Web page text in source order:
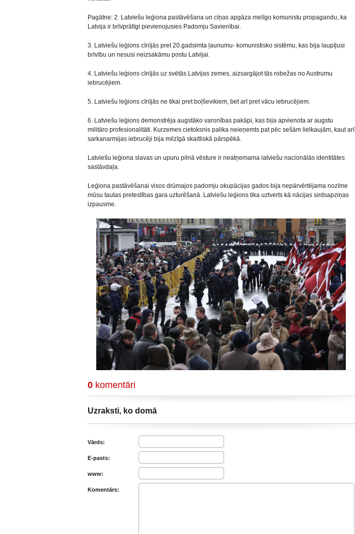
Pagātne: 2. Latviešu leģiona pastāvēšana un cīņas apgāza melīgo komunistu propagandu, ka
Latvija ir brīvprātīgi pievienojusies Padomju Savienībai.
3. Latviešu leģions cīnījās pret 20.gadsimta ļaunumu- komunistisko sistēmu, kas bija laupījusi
brīvību un nesusi neizsakāmu postu Latvijai.
4. Latviešu leģions cīnījās uz svētās Latvijas zemes, aizsargājot tās robežas no Austrumu
iebrucējiem.
5. Latviešu leģions cīnījās ne tikai pret boļševikiem, bet arī pret vācu iebrucējiem.
6. Latviešu leģions demonstrēja augstāko varonības pakāpi, kas bija apvienota ar augstu
militāro profesionalitāti. Kurzemes cietoksnis palika neieņemts pat pēc sešām lielkaujām, kaut arī
sarkanarmijas iebrucēji bija milzīgā skaitliskā pārspēkā.
Latviešu leģiona slavas un upuru pilnā vēsture ir neatņemama latviešu nacionālās identitātes
sastāvdaļa.
Leģiona pastāvēšanai visos drūmajos padomju okupācijas gados bija nepārvērtējama nozīme
mūsu tautas pretestības gara uzturēšanā. Latviešu leģions tika uztverts kā nācijas sirdsapziņas
izpausme.
0 komentāri
Uzraksti, ko domā
Vārds:
E-pasts:
www:
Komentārs: